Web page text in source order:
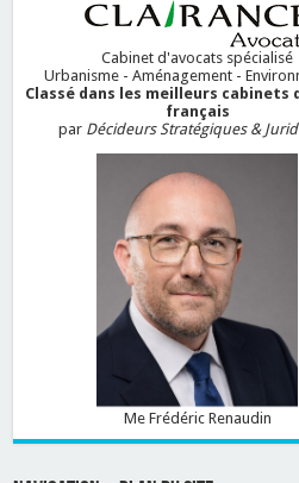
Cabinet d'avocats spécialisé
Urbanisme - Aménagement -
Classé dans les meilleurs cabinets
français
par Décideurs Stratégiques &
Me Frédéric Renaudin